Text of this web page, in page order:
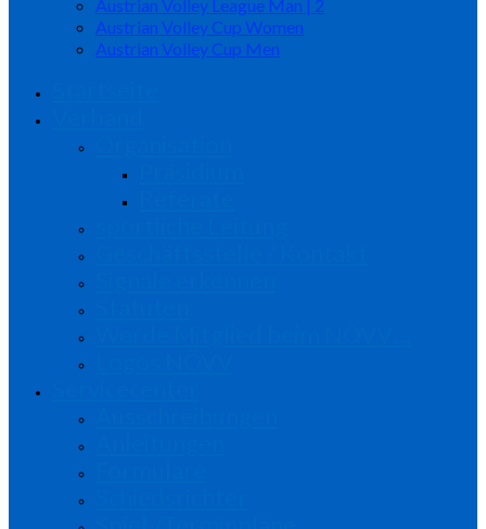
Austrian Volley League Man | 2
Austrian Volley Cup Women
Austrian Volley Cup Men